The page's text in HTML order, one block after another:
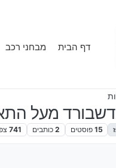
דף הבית מבחני רכב
מעל
15 פוסטים 2 כותבים 741